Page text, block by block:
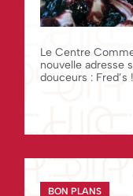
Le Centre
nouvelle adresse
douceurs : Fred’s !
BON PLANS